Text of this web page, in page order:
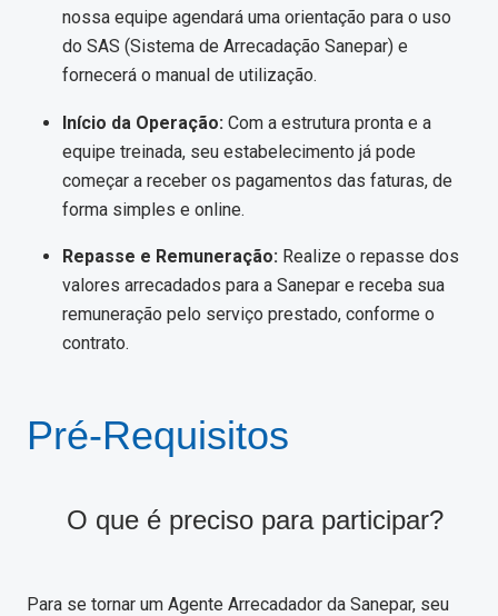
nossa equipe agendará uma orientação para o uso
do SAS (Sistema de Arrecadação Sanepar) e
fornecerá o manual de utilização.
Início da Operação: Com a estrutura pronta e a
equipe treinada, seu estabelecimento já pode
começar a receber os pagamentos das faturas, de
forma simples e online.
Repasse e Remuneração: Realize o repasse dos
valores arrecadados para a Sanepar e receba sua
remuneração pelo serviço prestado, conforme o
contrato.
Pré-Requisitos
O que é preciso para participar?
Para se tornar um Agente Arrecadador da Sanepar, seu